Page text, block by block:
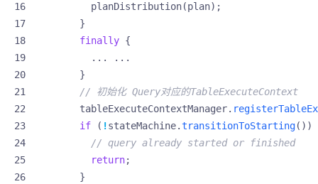
planDistribution(plan);
}
finally {
...
...
}
// 初始化 Query对应的TableExecuteContext
tableExecuteContextManager.
if
( !stateMachine.transitionToStarting())
// query already started or finished
return;
}